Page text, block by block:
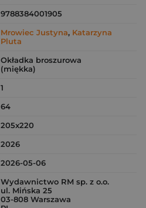
9788384001905
Mrowiec Justyna, Katarzyna
Pluta
Okładka broszurowa
(miękka)
1
64
205x220
2026
2026-05-06
Wydawnictwo RM sp. z o.o.
ul. Mińska 25
03-808 Warszawa